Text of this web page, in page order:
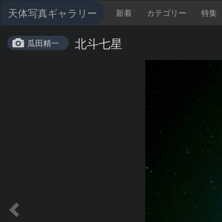
天体写真ギャラリー 新着 カテゴリー 特集
瓜田精一 北斗七星